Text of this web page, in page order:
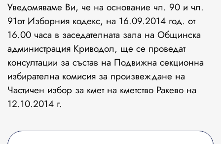
Уведомяваме Ви, че на основание чл. 90 и чл.
91от Изборния кодекс, на 16.09.2014 год. от
16.00 часа в заседателната зала на Общинска
администрация Криводол, ще се проведат
консултации за състав на Подвижна секционна
избирателна комисия за произвеждане на
Частичен избор за кмет на кметство Ракево на
12.10.2014 г.